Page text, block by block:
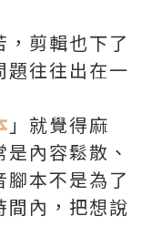
剪輯也下了
題往往出在一
」就覺得麻
內容鬆散、
本不是為了
間內，把想說